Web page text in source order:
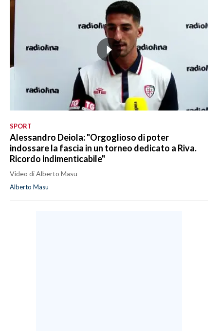
SPORT
Alessandro Deiola: "Orgoglioso di poter
indossare la fascia in un torneo dedicato a Riva.
Ricordo indimenticabile"
Video di Alberto Masu
Alberto Masu